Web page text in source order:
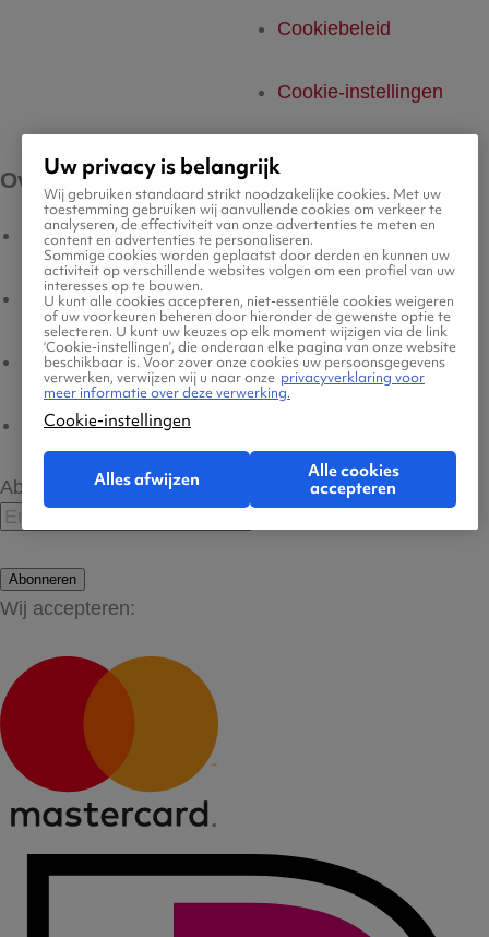
Cookiebeleid
Cookie-instellingen
Over ons
Vluchten
Hotels
Vlucht + hotel
Airlines
Abonneer op onze nieuwsbrief
Abonneren
Wij accepteren:
Uw privacy is belangrijk
Wij gebruiken standaard strikt noodzakelijke cookies. Met uw
toestemming gebruiken wij aanvullende cookies om verkeer te
analyseren, de effectiviteit van onze advertenties te meten en
content en advertenties te personaliseren.
Sommige cookies worden geplaatst door derden en kunnen uw
activiteit op verschillende websites volgen om een profiel van uw
interesses op te bouwen.
U kunt alle cookies accepteren, niet-essentiële cookies weigeren
of uw voorkeuren beheren door hieronder de gewenste optie te
selecteren. U kunt uw keuzes op elk moment wijzigen via de link
‘Cookie-instellingen’, die onderaan elke pagina van onze website
beschikbaar is. Voor zover onze cookies uw persoonsgegevens
verwerken, verwijzen wij u naar onze privacyverklaring voor
meer informatie over deze verwerking.
Cookie-instellingen
Alles afwijzen
Alle cookies
accepteren